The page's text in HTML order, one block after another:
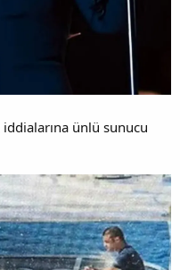
ünlü sunucu